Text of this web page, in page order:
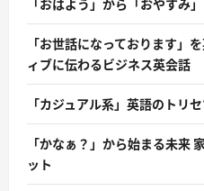
「おはよう」から「おやすみ
「お世話になっております」
ィブに伝わるビジネス英会話
「カジュアル系」英語のトリ
「かなぁ？」から始まる未来
ット